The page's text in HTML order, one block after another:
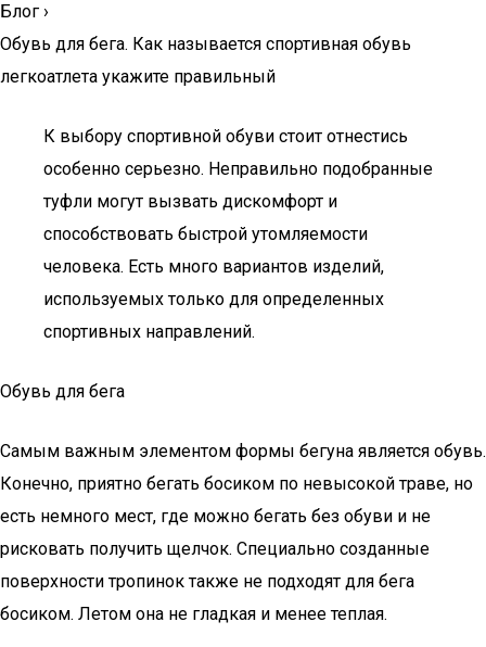
Блог ›
Обувь для бега. Как называется спортивная обувь
легкоатлета укажите правильный
К выбору спортивной обуви стоит отнестись
особенно серьезно. Неправильно подобранные
туфли могут вызвать дискомфорт и
способствовать быстрой утомляемости
человека. Есть много вариантов изделий,
используемых только для определенных
спортивных направлений.
Обувь для бега
Самым важным элементом формы бегуна является обувь.
Конечно, приятно бегать босиком по невысокой траве, но
есть немного мест, где можно бегать без обуви и не
рисковать получить щелчок. Специально созданные
поверхности тропинок также не подходят для бега
босиком. Летом она не гладкая и менее теплая.